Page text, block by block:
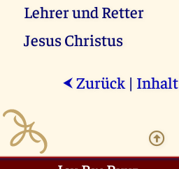
Lehrer und Retter
Jesus Christus
⮜ Zurück | Inhalt